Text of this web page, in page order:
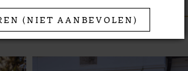
(NIET AANBEVOLEN)